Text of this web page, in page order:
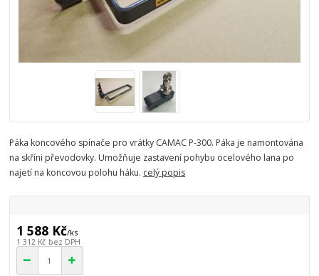
Páka koncového spínače pro vrátky CAMAC P-300. Páka je namontována
na skříni převodovky. Umožňuje zastavení pohybu ocelového lana po
najetí na koncovou polohu háku. celý popis
1 588 Kč/ks
1 312 Kč bez DPH